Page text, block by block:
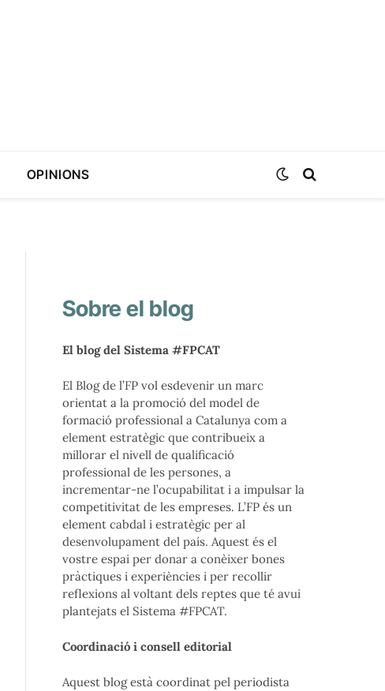
OPINIONS
Sobre el blog
El blog del Sistema #FPCAT
El Blog de l’FP vol esdevenir un marc
orientat a la promoció del model de
formació professional a Catalunya com a
element estratègic que contribueix a
millorar el nivell de qualificació
professional de les persones, a
incrementar-ne l’ocupabilitat i a impulsar la
competitivitat de les empreses. L’FP és un
element cabdal i estratègic per al
desenvolupament del país. Aquest és el
vostre espai per donar a conèixer bones
pràctiques i experiències i per recollir
reflexions al voltant dels reptes que té avui
plantejats el Sistema #FPCAT.
Coordinació i consell editorial
Aquest blog està coordinat pel periodista